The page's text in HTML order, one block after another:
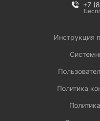
+7
Инструкция
Политика